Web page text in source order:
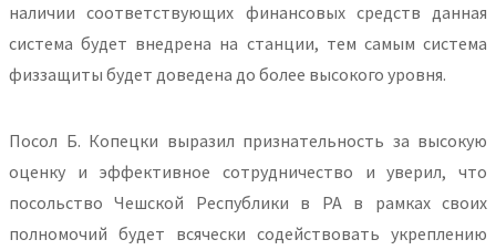
наличии соответствующих финансовых средств данная
система будет внедрена на станции, тем самым система
физзащиты будет доведена до более высокого уровня.
Посол Б. Копецки выразил признательность за высокую
оценку и эффективное сотрудничество и уверил, что
посольство Чешской Республики в РА в рамках своих
полномочий будет всячески содействовать укреплению